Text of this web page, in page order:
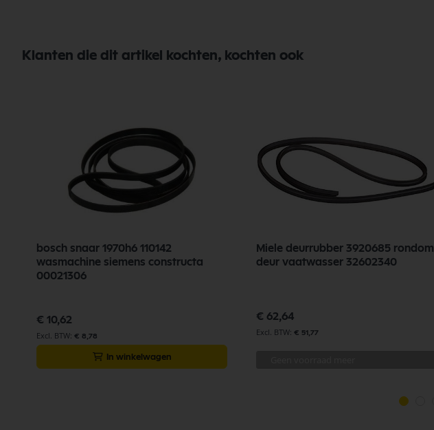
Klanten die dit artikel kochten, kochten ook
bosch snaar 1970h6 110142
wasmachine siemens constructa
00021306
€ 10,62
€ 8,78
In winkelwagen
Miele deurrubber 3920685 rondom
deur vaatwasser 32602340
€ 62,64
€ 51,77